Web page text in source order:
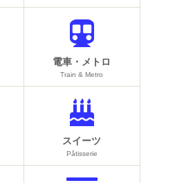
電車・メトロ
Train & Metro
スイーツ
Pâtisserie